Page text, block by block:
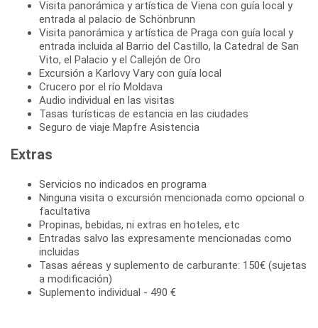
Visita panorámica y artística de Viena con guía local y
entrada al palacio de Schönbrunn
Visita panorámica y artística de Praga con guía local y
entrada incluida al Barrio del Castillo, la Catedral de San
Vito, el Palacio y el Callejón de Oro
Excursión a Karlovy Vary con guía local
Crucero por el río Moldava
Audio individual en las visitas
Tasas turísticas de estancia en las ciudades
Seguro de viaje Mapfre Asistencia
Extras
Servicios no indicados en programa
Ninguna visita o excursión mencionada como opcional o
facultativa
Propinas, bebidas, ni extras en hoteles, etc
Entradas salvo las expresamente mencionadas como
incluidas
Tasas aéreas y suplemento de carburante: 150€ (sujetas
a modificación)
Suplemento individual - 490 €